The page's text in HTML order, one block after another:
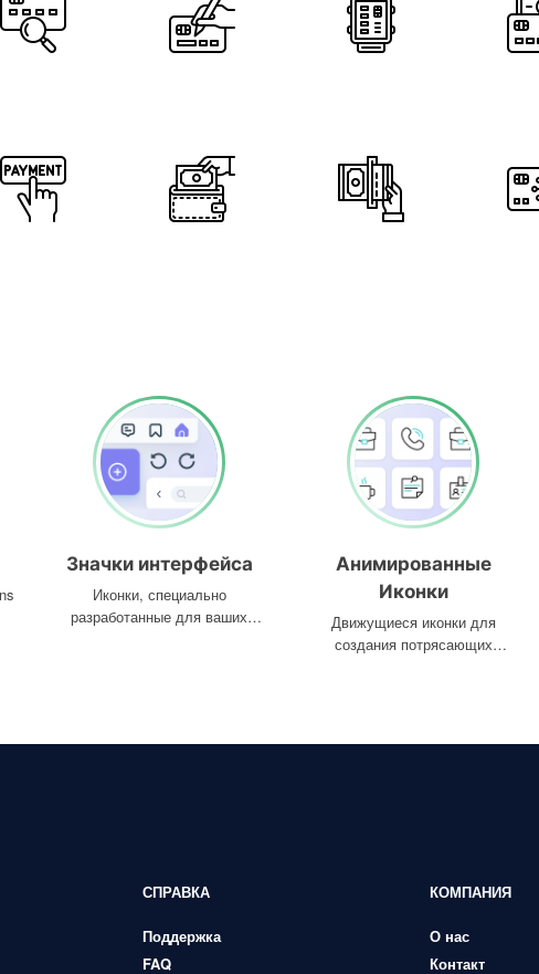
Значки интерфейса
Иконки, специально
разработанные для ваших
Анимированные
Иконки
Движущиеся иконки для
создания потрясающих
СПРАВКА
Поддержка
FAQ
КОМПАНИЯ
О нас
Контакт